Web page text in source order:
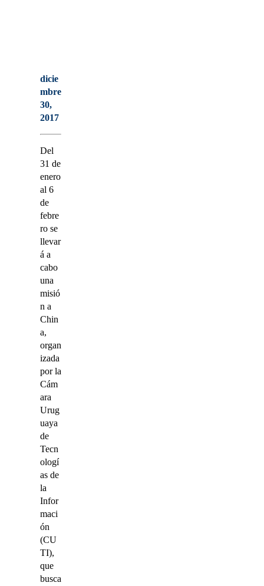
dicie
mbre
30,
2017
Del
31 de
enero
al 6
de
febre
ro se
llevar
á a
cabo
una
misió
n a
Chin
a,
organ
izada
por la
Cám
ara
Urug
uaya
de
Tecn
ologí
as de
la
Infor
maci
ón
(CU
TI),
que
busca